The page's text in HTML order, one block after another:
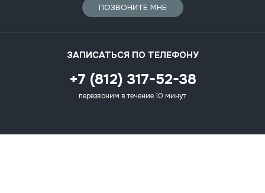
ПОЗВОНИТЕ МНЕ
ЗАПИСАТЬСЯ ПО ТЕЛЕФОНУ
+7 (812) 317-52-38
перезвоним в течение 10 минут